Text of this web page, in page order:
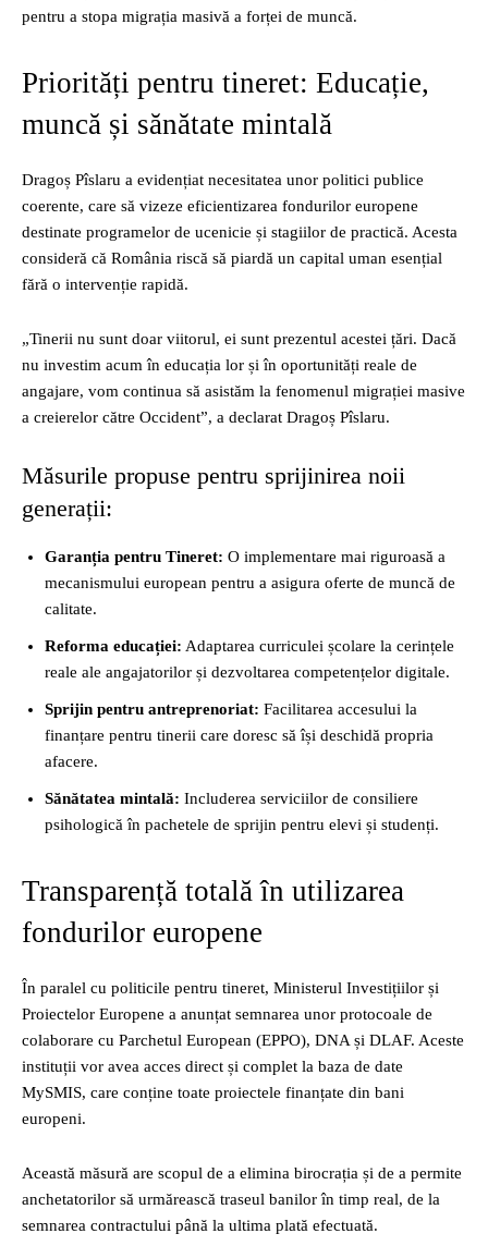
pentru a stopa migrația masivă a forței de muncă.
Priorități pentru tineret: Educație,
muncă și sănătate mintală
Dragoș Pîslaru a evidențiat necesitatea unor politici publice
coerente, care să vizeze eficientizarea fondurilor europene
destinate programelor de ucenicie și stagiilor de practică. Acesta
consideră că România riscă să piardă un capital uman esențial
fără o intervenție rapidă.
„Tinerii nu sunt doar viitorul, ei sunt prezentul acestei țări. Dacă
nu investim acum în educația lor și în oportunități reale de
angajare, vom continua să asistăm la fenomenul migrației masive
a creierelor către Occident”, a declarat Dragoș Pîslaru.
Măsurile propuse pentru sprijinirea noii
generații:
Garanția pentru Tineret: O implementare mai riguroasă a
mecanismului european pentru a asigura oferte de muncă de
calitate.
Reforma educației: Adaptarea curriculei școlare la cerințele
reale ale angajatorilor și dezvoltarea competențelor digitale.
Sprijin pentru antreprenoriat: Facilitarea accesului la
finanțare pentru tinerii care doresc să își deschidă propria
afacere.
Sănătatea mintală: Includerea serviciilor de consiliere
psihologică în pachetele de sprijin pentru elevi și studenți.
Transparență totală în utilizarea
fondurilor europene
În paralel cu politicile pentru tineret, Ministerul Investițiilor și
Proiectelor Europene a anunțat semnarea unor protocoale de
colaborare cu Parchetul European (EPPO), DNA și DLAF. Aceste
instituții vor avea acces direct și complet la baza de date
MySMIS, care conține toate proiectele finanțate din bani
europeni.
Această măsură are scopul de a elimina birocrația și de a permite
anchetatorilor să urmărească traseul banilor în timp real, de la
semnarea contractului până la ultima plată efectuată.